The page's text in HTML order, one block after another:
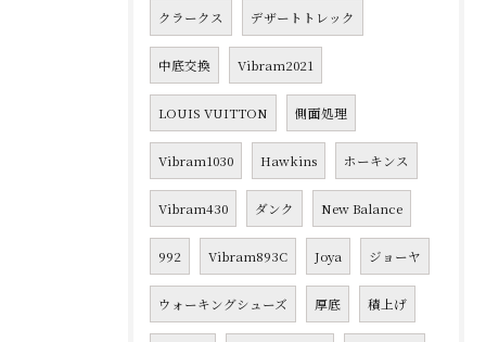
クラークス デザートトレック
中底交換 Vibram2021
LOUIS VUITTON 側面処理
Vibram1030 Hawkins ホーキンス
Vibram430 ダンク New Balance
992 Vibram893C Joya ジョーヤ
ウォーキングシューズ 厚底 積上げ